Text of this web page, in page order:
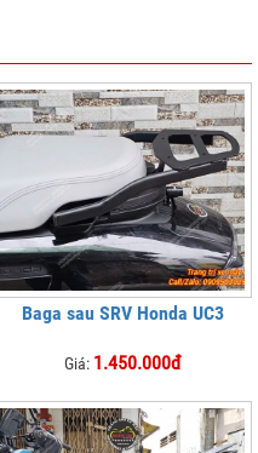
Baga sau SRV Honda UC3
Giá: 1.450.000đ